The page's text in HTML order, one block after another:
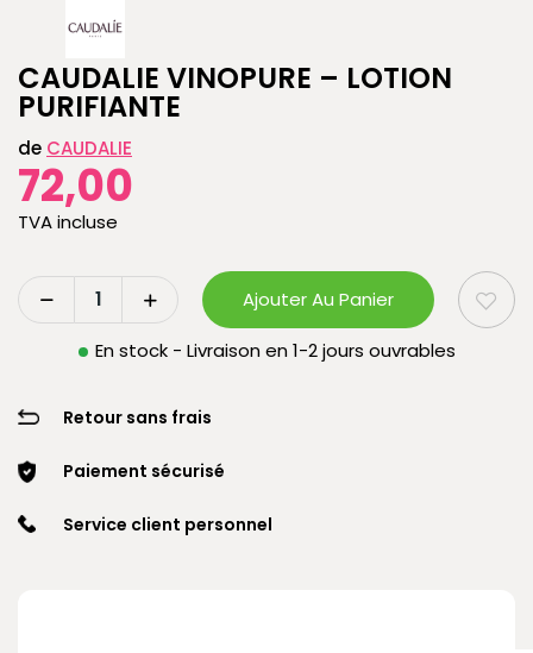
CAUDALIE VINOPURE – LOTION
PURIFIANTE
de CAUDALIE
72,00
TVA incluse
Ajouter Au Panier
En stock - Livraison en 1-2 jours ouvrables
Retour sans frais
Paiement sécurisé
Service client personnel